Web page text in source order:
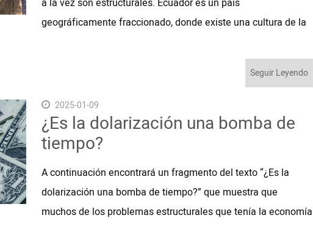
a la vez son estructurales. Ecuador es un país
geográficamente fraccionado, donde existe una cultura de la
Seguir Leyendo
2025-01-09
¿Es la dolarización una bomba de
tiempo?
A continuación encontrará un fragmento del texto “¿Es la
dolarización una bomba de tiempo?” que muestra que
muchos de los problemas estructurales que tenía la economía